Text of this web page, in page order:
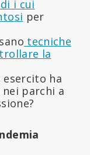
i cui
per
tecniche
la
esercito ha
parchi a